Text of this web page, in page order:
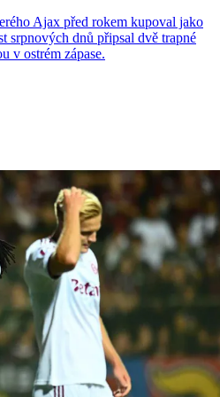
Ajax před rokem kupoval jako
srpnových dnů připsal dvě trapné
v ostrém zápase.